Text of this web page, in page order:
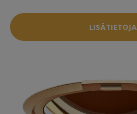
LISÄTIETOJA